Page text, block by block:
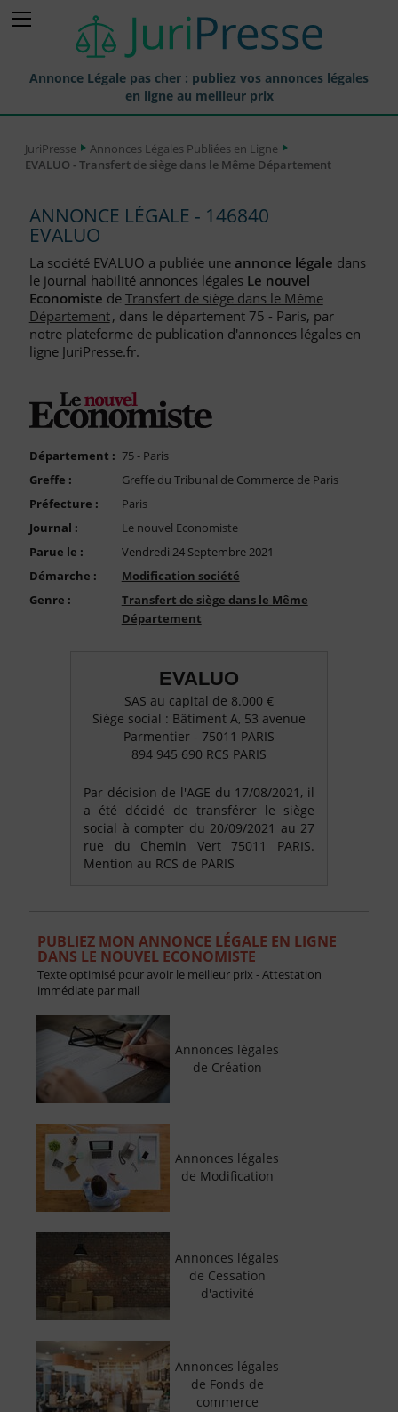
Annonce Légale pas cher : publiez vos annonces légales
en ligne au meilleur prix
Annonces Légales Publiées
Journaux Habilités (JAL) Annonces Légales
Départements pour la Publication d'Annonces Légales
Liste des Greffes
Liste des CCI
FAQ
Compte PRO
JuriPresse
Annonces Légales Publiées en Ligne
EVALUO - Transfert de siège dans le Même Département
ANNONCE LÉGALE - 146840
EVALUO
La société EVALUO a publiée une annonce légale dans
le journal habilité annonces légales Le nouvel
Economiste deTransfert de siège dans le Même
Département, dans le département 75 - Paris, par
notre plateforme de publication d'annonces légales en
ligne JuriPresse.fr.
Département : 75 - Paris
Greffe :
Greffe du Tribunal de Commerce de Paris
Préfecture :
Paris
Journal :
Le nouvel Economiste
Parue le :
Vendredi 24 Septembre 2021
Démarche :
Modification société
Genre :
Transfert de siège dans le Même
Département
EVALUO
SAS au capital de 8.000 €
Siège social : Bâtiment A, 53 avenue
Parmentier - 75011 PARIS
894 945 690 RCS PARIS
Par décision de l'AGE du 17/08/2021, il
a été décidé de transférer le siège
social à compter du 20/09/2021 au 27
rue du Chemin Vert 75011 PARIS.
Mention au RCS de PARIS
PUBLIEZ MON ANNONCE LÉGALE EN LIGNE
DANS LE NOUVEL ECONOMISTE
Texte optimisé pour avoir le meilleur prix - Attestation
immédiate par mail
Annonces légales
de Création
Annonces légales
de Modification
Annonces légales
de Cessation
d'activité
Annonces légales
de Fonds de
commerce